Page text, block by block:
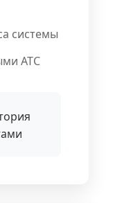
системы
АТС